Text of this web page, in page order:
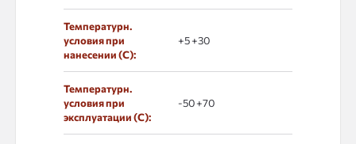
Температурн.
условия при
нанесении (С):
+5 +30
Температурн.
условия при
эксплуатации (С):
-50 +70